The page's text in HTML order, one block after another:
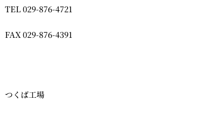
TEL 029-876-4721
FAX 029-876-4391
つくば工場